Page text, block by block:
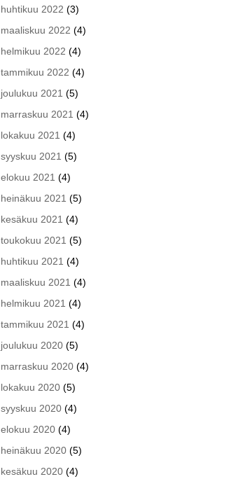
huhtikuu 2022 (3)
maaliskuu 2022 (4)
helmikuu 2022 (4)
tammikuu 2022 (4)
joulukuu 2021 (5)
marraskuu 2021 (4)
lokakuu 2021 (4)
syyskuu 2021 (5)
elokuu 2021 (4)
heinäkuu 2021 (5)
kesäkuu 2021 (4)
toukokuu 2021 (5)
huhtikuu 2021 (4)
maaliskuu 2021 (4)
helmikuu 2021 (4)
tammikuu 2021 (4)
joulukuu 2020 (5)
marraskuu 2020 (4)
lokakuu 2020 (5)
syyskuu 2020 (4)
elokuu 2020 (4)
heinäkuu 2020 (5)
kesäkuu 2020 (4)